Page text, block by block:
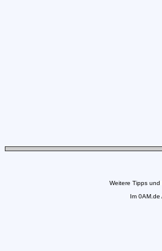
Weitere Tipps
Im 0AM.de